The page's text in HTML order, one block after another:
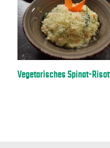
Vegetarisches Spinat-